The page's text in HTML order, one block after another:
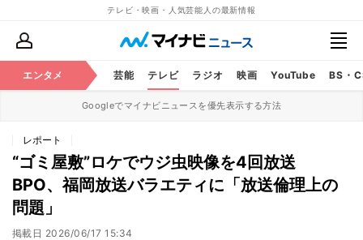
テレビ・映画・人気芸能人の最新情報
エンタメ 芸能 テレビ ラジオ 映画 YouTube BS・
Googleでマイナビニュースを優先表示する方法
レポート
“ゴミ屋敷”ロケでウジ虫映像を4回放送
BPO、福岡放送バラエティに「放送倫理上の
問題」
掲載日 2026/06/17 15:34